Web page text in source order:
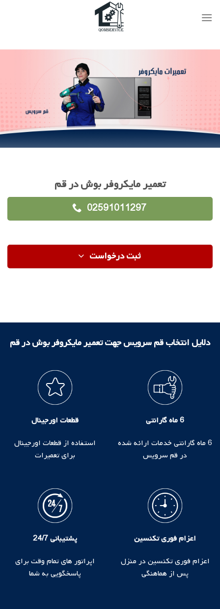
تعمیر مایکروفر بوش در قم
02591011297
ثبت درخواست
دلایل انتخاب قم سرویس جهت تعمیر مایکروفر بوش در قم
6 ماه گارانتی
6 ماه گارانتی خدمات ارائه شده
در قم سرویس
قطعات اورجینال
استفاده از قطعات اورجینال
برای تعمیرات
اعزام فوری تکنسین
اعزام فوری تکنسین در منزل
پس از هماهنگی
پشتیبانی 24/7
اپراتور های تمام وقت برای
پاسخگویی به شما